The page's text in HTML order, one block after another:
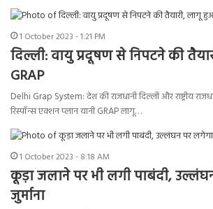
1 October 2023 - 1:21 PM
दिल्ली: वायु प्रदूषण से निपटने की
GRAP
Delhi Grap System: देश की राजधानी दिल्ली और राष्ट्रीय
रिस्पॉन्स एक्शन प्लान यानी GRAP लागू…
1 October 2023 - 8:18 AM
कूड़ा जलाने पर भी लगी पाबंदी,
जुर्माना